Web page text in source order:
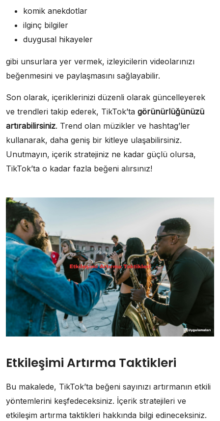
komik anekdotlar
ilginç bilgiler
duygusal hikayeler
gibi unsurlara yer vermek, izleyicilerin videolarınızı
beğenmesini ve paylaşmasını sağlayabilir.
Son olarak, içeriklerinizi düzenli olarak güncelleyerek
ve trendleri takip ederek, TikTok’ta görünürlüğünüzü
artırabilirsiniz. Trend olan müzikler ve hashtag’ler
kullanarak, daha geniş bir kitleye ulaşabilirsiniz.
Unutmayın, içerik stratejiniz ne kadar güçlü olursa,
TikTok’ta o kadar fazla beğeni alırsınız!
Etkileşimi Artırma Taktikleri
Bu makalede, TikTok’ta beğeni sayınızı artırmanın etkili
yöntemlerini keşfedeceksiniz. İçerik stratejileri ve
etkileşim artırma taktikleri hakkında bilgi edineceksiniz.